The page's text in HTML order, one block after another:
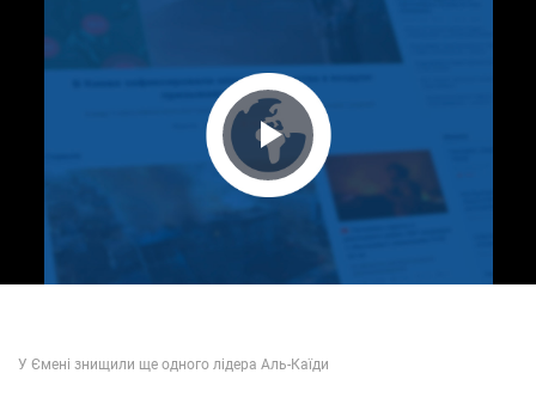
Play Video